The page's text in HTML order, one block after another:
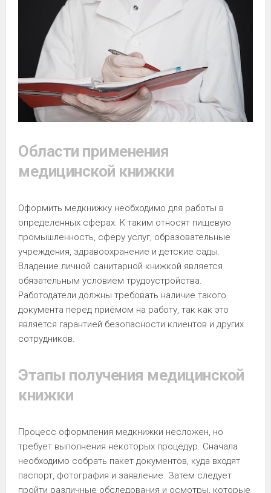
Области применения
медицинской книжки
Оформить медкнижку необходимо для работы в
определенных сферах. К таким относят пищевую
промышленность, сферу услуг, образовательные
учреждения, здравоохранение и детские сады.
Владение личной санитарной книжкой является
обязательным условием трудоустройства.
Работодатели должны требовать наличие такого
документа перед приёмом на работу, так как это
является гарантией безопасности клиентов и других
сотрудников.
Этапы получения медицинской
книжки
Процесс оформления медкнижки несложен, но
требует выполнения некоторых процедур. Сначала
необходимо собрать пакет документов, куда входят
паспорт, фотография и заявление. Затем следует
пройти различные обследования и осмотры, которые